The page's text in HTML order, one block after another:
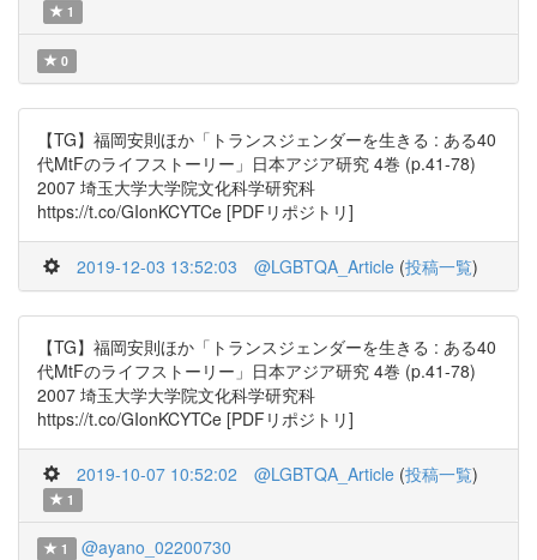
1
0
【TG】福岡安則ほか「トランスジェンダーを生きる : ある40
代MtFのライフストーリー」日本アジア研究 4巻 (p.41-78)
2007 埼玉大学大学院文化科学研究科
https://t.co/GIonKCYTCe [PDFリポジトリ]
2019-12-03 13:52:03 @LGBTQA_Article (投稿一覧)
【TG】福岡安則ほか「トランスジェンダーを生きる : ある40
代MtFのライフストーリー」日本アジア研究 4巻 (p.41-78)
2007 埼玉大学大学院文化科学研究科
https://t.co/GIonKCYTCe [PDFリポジトリ]
2019-10-07 10:52:02 @LGBTQA_Article (投稿一覧)
1
1 @ayano_02200730